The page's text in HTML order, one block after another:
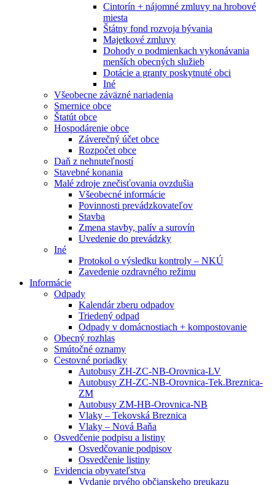
Cintorín + nájomné zmluvy na hrobové
miesta
Štátny fond rozvoja bývania
Majetkové zmluvy
Dohody o podmienkach vykonávania
menších obecných služieb
Dotácie a granty poskytnuté obci
Iné
Všeobecne záväzné nariadenia
Smernice obce
Štatút obce
Hospodárenie obce
Záverečný účet obce
Rozpočet obce
Daň z nehnuteľností
Stavebné konania
Malé zdroje znečisťovania ovzdušia
Všeobecné informácie
Povinnosti prevádzkovateľov
Stavba
Zmena stavby, palív a surovín
Uvedenie do prevádzky
Iné
Protokol o výsledku kontroly – NKÚ
Zavedenie ozdravného režimu
Informácie
Odpady
Kalendár zberu odpadov
Triedený odpad
Odpady v domácnostiach + kompostovanie
Obecný rozhlas
Smútočné oznamy
Cestovné poriadky
Autobusy ZH-ZC-NB-Orovnica-LV
Autobusy ZH-ZC-NB-Orovnica-Tek.Breznica-
ZM
Autobusy ZM-HB-Orovnica-NB
Vlaky – Tekovská Breznica
Vlaky – Nová Baňa
Osvedčenie podpisu a listiny
Osvedčovanie podpisov
Osvedčenie listiny
Evidencia obyvateľstva
Vydanie prvého občianskeho preukazu